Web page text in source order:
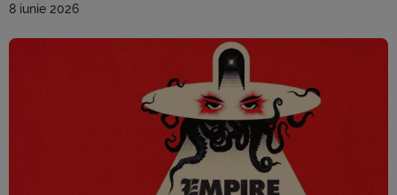
8 iunie 2026